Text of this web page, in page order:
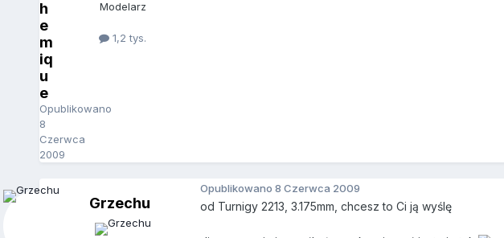
h
e
m
iq
u
e
Opublikowano
8
Czerwca
2009
Modelarz
1,2 tys.
Grzechu
Opublikowano 8 Czerwca 2009
od Turnigy 2213, 3.175mm, chcesz to Ci ją wyślę